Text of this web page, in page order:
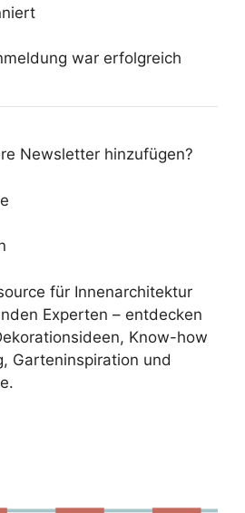
war erfolgreich
Newsletter hinzufügen?
für Innenarchitektur
Experten – entdecken
Know-how
Garteninspiration und